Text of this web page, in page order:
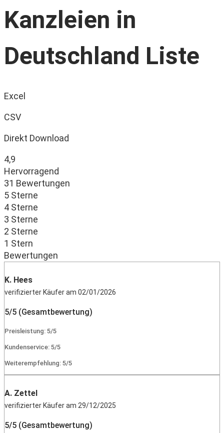
Kanzleien in
Deutschland Liste
Excel
CSV
Direkt Download
4,9
Hervorragend
31 Bewertungen
5 Sterne
4 Sterne
3 Sterne
2 Sterne
1 Stern
Bewertungen
K. Hees
verifizierter Käufer am 02/01/2026
5/5 (Gesamtbewertung)
Preisleistung: 5/5
Kundenservice: 5/5
Weiterempfehlung: 5/5
A. Zettel
verifizierter Käufer am 29/12/2025
5/5 (Gesamtbewertung)